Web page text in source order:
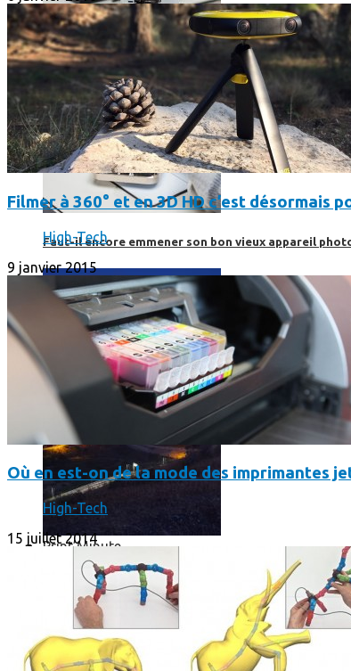
Faut-il encore emmener son bon vieux appareil
Print’Minute
Print'Minute
Pourquoi les outils de Google sont-ils devenus
Filmer à 360° et en 3D HD c’est désormais
High-Tech
9 janvier 2015
Où en est-on de la mode des imprimantes
High-Tech
15 juillet 2014